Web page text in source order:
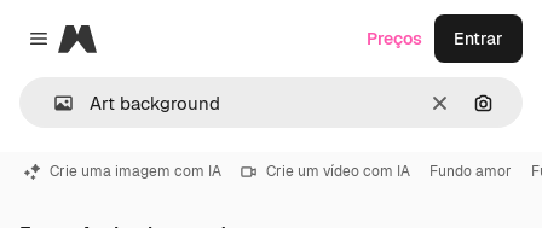
Close menu
Magnific
Limpar
Preços Entrar
Crie uma imagem com IA Crie um vídeo com IA Fundo amor